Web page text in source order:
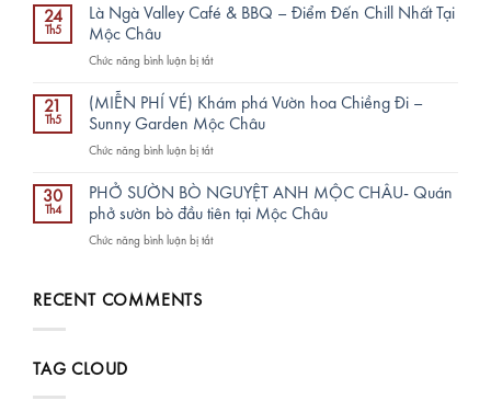
sang
cấp:
đáo
TRỌN
TRỌN
VẸN
lúa
Vân
đẹp
mê
trên
Mộc
Châu
24
Th5
Là Ngà Valley Café & BBQ – Điểm Đến Chill Nhất Tại
Mộc Châu
Chức năng bình luận bị tắtở
Ngà
Valley
Café
&
–
Điểm
Chill
21
Th5
(MIỄN PHÍ VÉ) Khám phá Vườn hoa Chiềng Đi –
Sunny Garden Mộc Châu
Chức năng bình luận bị tắtở
PHÍ
VÉ)
phá
30
Th4
PHỞ SƯỜN BÒ NGUYỆT ANH MỘC CHÂU- Quán
phở sườn bò đầu tiên tại Mộc Châu
Chức năng bình luận bị tắtở
RECENT COMMENTS
TAG CLOUD